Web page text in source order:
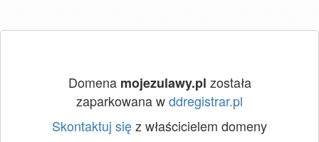
Domena mojezulawy.pl została
zaparkowana wddregistrar.pl
Skontaktuj sięz właścicielem domeny